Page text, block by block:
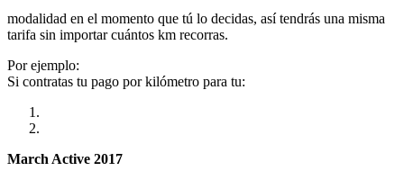
modalidad en el momento que tú lo decidas, así tendrás una misma
tarifa sin importar cuántos km recorras.
Por ejemplo:
Si contratas tu pago por kilómetro para tu:
March Active 2017